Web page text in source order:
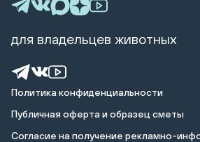
Политика конфиденциальности
Публичная оферта и образец сметы
Cогласие на получение рекламно-
для владельцев животных